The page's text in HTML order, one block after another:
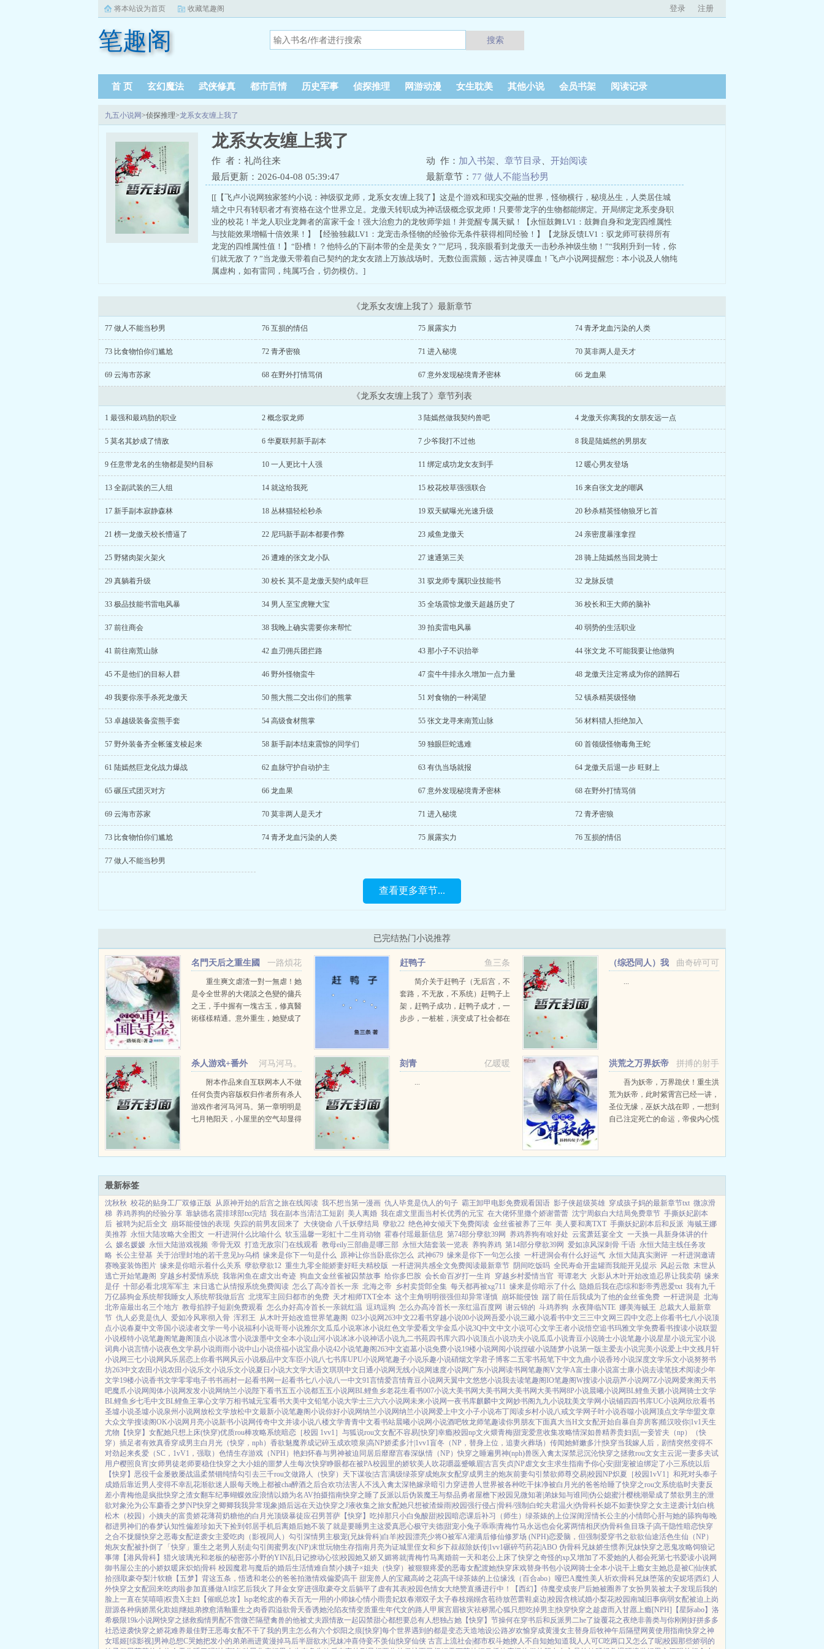
将本站设为首页 收藏笔趣阁 登录 注册
笔趣阁 搜索
首 页 玄幻魔法 武侠修真 都市言情 历史军事 侦探推理 网游动漫 女生耽美 其他小说 会员书架 阅读记录
九五小说网>侦探推理>龙系女友缠上我了
龙系女友缠上我了
作 者：礼尚往来 动 作： 加入书架 章节目录
开始阅读
最后更新：2026-04-08 05:39:47
最新章节： 77 做人不能当秒男
[[【飞卢小说网独家签约小说：神级驭龙师，龙系女友缠上我了】这是个游戏和现实交融的世界，怪物横行，秘境丛生，人类居住城
墙之中只有转职者才有资格在这个世界立足。龙傲天转职成为神话级概念驭龙师！只要带龙字的生物都能绑定。开局绑定龙系变身职
业的校花！半龙人职业龙舞者的富家千金！强大治愈力的龙牧师学姐！并觉醒专属天赋！【永恒鼓舞LV1：鼓舞自身和龙宠四维属性
与技能效果增幅十倍效果！】【经验独裁LV1：龙宠击杀怪物的经验你无条件获得相同经验！】【龙脉反馈LV1：驭龙师可获得所有
龙宠的四维属性值！】“卧槽！？他特么的下副本带的全是美女？”“尼玛，我亲眼看到龙傲天一击秒杀神级生物！”“我刚升到一转，你
们就无敌了？”当龙傲天带着自己契约的龙女友踏上万族战场时。无数位面震颤，远古神灵喋血！飞卢小说网提醒您：本小说及人物纯
属虚构，如有雷同，纯属巧合，切勿模仿。]
《龙系女友缠上我了》最新章节
77 做人不能当秒男 76 互损的情侣 75 展露实力 74 青矛龙血污染的人类
73 比食物怕你们尴尬 72 青矛密狼 71 进入秘境 70 莫非两人是天才
69 云海市苏家 68 在野外打情骂俏 67 意外发现秘境青矛密林 66 龙血果
《龙系女友缠上我了》章节列表
1 最强和最鸡肋的职业 2 概念驭龙师 3 陆嫣然做我契约兽吧 4 龙傲天你离我的女朋友远一点
5 莫名其妙成了情敌 6 华夏联邦新手副本 7 少爷我打不过他 8 我是陆嫣然的男朋友
9 任意带龙名的生物都是契约目标 10 一人更比十人强 11 绑定成功龙女友到手 12 暖心男友登场
13 全副武装的三人组 14 就这给我死 15 校花校草强强联合 16 来自张文龙的嘲讽
17 新手副本寂静森林 18 丛林猫轻松秒杀 19 双天赋曝光光速升级 20 秒杀精英怪物狼牙匕首
21 榜一龙傲天校长懵逼了 22 尼玛新手副本都要作弊 23 咸鱼龙傲天 24 亲密度暴涨拿捏
25 野猪肉架火架火 26 遭难的张文龙小队 27 速通第三关 28 骑上陆嫣然当回龙骑士
29 真躺着升级 30 校长 莫不是龙傲天契约成年巨 31 驭龙师专属职业技能书 32 龙脉反馈
33 极品技能书雷电风暴 34 男人至宝虎鞭大宝 35 全场震惊龙傲天超越历史了 36 校长和王大师的脑补
37 前往商会 38 我晚上确实需要你来帮忙 39 拍卖雷电风暴 40 弱势的生活职业
41 前往南荒山脉 42 血刃佣兵团拦路 43 那小子不识抬举 44 张文龙 不可能我要让他做狗
45 不是他们的目标人群 46 野外怪物蛮牛 47 蛮牛牛排永久增加一点力量 48 龙傲天注定将成为你的踏脚石
49 我要你亲手杀死龙傲天 50 熊大熊二交出你们的熊掌 51 对食物的一种渴望 52 镇杀精英级怪物
53 卓越级装备蛮熊手套 54 高级食材熊掌 55 张文龙寻来南荒山脉 56 材料猎人拒绝加入
57 野外装备齐全帐篷支棱起来 58 新手副本结束震惊的同学们 59 独眼巨蛇逃难 60 首领级怪物毒角王蛇
61 陆嫣然巨龙化战力爆战 62 血脉守护自动护主 63 有仇当场就报 64 龙傲天后退一步 旺财上
65 碾压式团灭对方 66 龙血果 67 意外发现秘境青矛密林 68 在野外打情骂俏
69 云海市苏家 70 莫非两人是天才 71 进入秘境 72 青矛密狼
73 比食物怕你们尴尬 74 青矛龙血污染的人类 75 展露实力 76 互损的情侣
77 做人不能当秒男
查看更多章节...
已完结热门小说推荐
一路煩花
名門天后之重生國
民千金重生爽文虐渣一對一無虐！她
是令全世界的大佬談之色變的傭兵
之王，手中握有一塊古玉，修真醫
術樣樣精通。意外重生，她變成了
鱼三条
赶鸭子
简介关于赶鸭子（无后宫，不
套路，不无敌，不系统）赶鸭子上
架，赶鸭子成功，赶鸭子成才，一
步步，一桩桩，演变成了社会都在
曲奇碎可可
（综恐同人）我
...
河马河马。
杀人游戏+番外
附本作品来自互联网本人不做
任何负责内容版权归作者所有杀人
游戏作者河马河马。第一章明明是
七月艳阳天，小屋里的空气却显得
好看啊。少女甜美的笑容纯真而又
亿暖暖
刻青
...
拼搏的射手
洪荒之万界妖帝
吾为妖帝，万界跪伏！重生洪
荒为妖帝，此时紫霄宫已经一讲，
圣位无缘，巫妖大战在即，一想到
自己注定死亡的命运，帝俊内心慌
看一代妖族大帝变成护子狂魔，带
最新标签
沈秋秋 校花的贴身工厂双修正版 从原神开始的后宫之旅在线阅读 我不想当第一漫画 仇人毕竟是仇人的句子 霸王卸甲电影免费观看国语 影子侠超级英雄 穿成孩子妈的最新章节txt 微凉滑
梯 养鸡养狗的经验分享 靠缺德名震排球部txt完结 我在副本当清洁工短剧 美人离婚 我在虐文里面当村长优秀的元宝 在大佬怀里撒个娇谢蕾蕾 沈宁周叙白大结局免费章节 手撕妖妃剧本
后 被聘为妃后全文 崩坏能侵蚀的表现 失踪的前男友回来了 大侠饶命 八千妖孽结局 孽欲22 绝色神女倾天下免费阅读 金丝雀被养了三年 美人要和离TXT 手撕妖妃剧本后和反派 海贼王娜
美推荐 永恒大陆攻略大全图文 一杆进洞什么比喻什么 软玉温馨一彩虹十二生肖动物 霍春付瑶最新信息 第74部分孽欲39网 养鸡养狗有啥好处 云鸾萧廷宴全文 一天换一具新身体讲的什
么 嫒名媛嫒 永恒大陆游戏视频 帝骨无双 打造无敌宗门在线观看 教母eily三部曲是哪三部 永恒大陆套装一览表 养狗养鸡 第14部分孽欲39网 爱如凉风深刺骨 千语 永恒大陆主线任务攻
略 长公主登基 关于治理封地的若干意见by乌梢 缘来是你下一句是什么 原神让你当卧底你怎么 武神679 缘来是你下一句怎么接 一杆进洞会有什么好运气 永恒大陆真实测评 一杆进洞邀请
赛晚宴装饰图片 缘来是你暗示着什么关系 孽欲孽欲12 重生九零全能娇妻好旺夫精校版 一杆进洞共感全文免费阅读最新章节 阴间吃饭吗 全民寿命开盅罐而我能开见提示 风起云散 末世从
逃亡开始笔趣阁
穿越乡村爱情系统 我靠闲鱼在虐文出奇迹 狗血文金丝雀被囚禁故事 给你多巴胺 会长命百岁打一生肖 穿越乡村爱情当官 哥谭老大 火影从木叶开始改造忍界让我卖萌 缘来
是仔 十部必看北境军军主 末日逃亡从情报系统免费阅读 怎么了高冷首长一亲 北海之帝 乡村卖货郎全集 每天都再被xg711 缘来是你暗示了什么 隐婚后我在恋综和影帝秀恩爱txt 我有九千
万亿舔狗金系统帮我睡女人系统帮我做后宫 北境军主回归都市的免费 天才相师TXT全本 这个主角明明很强但却异常谨慎 崩坏能侵蚀 踹了前任后我成为了他的金丝雀免费 一杆进洞是 北海
北帝庙最出名三个地方 教母掐脖子短剧免费观看 怎么办好高冷首长一亲就红温 逗鸡逗狗 怎么办高冷首长一亲红温百度网 谢云锦的 斗鸡养狗 永夜降临NTE 娜美海贼王 总裁大人最新章
节 仇人必竟是仇人 爱如冷风寒彻入骨 浑邪王 从木叶开始改造世界笔趣阁 023小说网263中文22看书穿越小说00小说网吾爱小说三藏小说看书中文三三中文网 三四中文恋上你看书七八小说顶
点小说春夏中文帝国小说读者文学一号小说福利小说哥哥小说雅尔文瓜瓜小说寒冰小说红色文学爱看文学金瓜小说3Q中文中文小说可心文学王者小说悟空追书玛雅文学免费看书搜读小说联盟
小说模特小说笔趣阁笔趣阁顶点小说冰雪小说泼墨中文全本小说山河小说冰冰小说神话小说九二书苑四书库六四小说顶点小说功夫小说瓜瓜小说青豆小说骑士小说笔趣小说星星小说元宝小说
词典小说言情小说夜色文学易小说雨雨小说中山小说倍福小说宝鼎小说42小说笔趣阁263中文盗墓小说免费小说19楼小说网阅小说捏破小说随梦小说第一版主爱去小说完美小说爱上中文残月轩
小说网 三七小说网 风乐居恋上你看书网 风云小说极品中文车臣小说八七书库UPU小说网笔趣子小说乐趣小说硝烟文学君子博客二五零书苑笔下中文九曲小说香玲小说深度文学乐文小说努努书
坊263中文农田小说农田小说乐文小说乐文小说夏日小说大文学大语文琪琪中文 日通小说网无线小说网速度小说网 广东小说网读书网笔趣阁V文学A富士康小说富士康小说去读笔技术阅读少年
文学19楼小说香书文学零零电子书书画村一起看书网一起看书七八小说八一中文91言情爱言情青豆小说网 天翼中文悠悠小说我去读笔趣阁IO笔趣阁W搜读小说葫芦小说网7Z小说网爱来阁 天书
吧魔爪小说网 阅体小说网发发小说网纳兰小说陛下看书五五小说都五五小说网BL鲤鱼乡老花生看书007小说大美书网 大美书网 大美书网 大美书网8P小说晨曦小说网BL鲤鱼 天籁小说网骑士文学
BL鲤鱼乡七毛中文BL鲤鱼王掌心文学万相书城元宝看书大美中文铅笔小说大学士三六六小说网未来小说网一夜书库麒麟中文网妙书阁 九九小说耽美文学网小说铺四四书库UC小说网 欣欣看书
圣墟小说圣墟小说泉州小说网放松文学放松中文最新小说笔趣阁小说你好小说网纳兰小说网纳兰小说网爱上中文小子小说布丁阅读乡村小说八戒文学网子叶小说吞噬小说网顶点文学华盟文章
大众文学搜读阁OK小说网 月亮小说新书小说网传奇中文并读小说八楼文学青青中文看书站晨曦小说网小说酒吧牧龙师笔趣读你男朋友下面真大当H文女配开始自暴自弃房客|糙汉咬你|1v1天生
尤物【快穿】 女配她只想上床(快穿)优质rou棒攻略系统暗恋［校园 1vv1］ 与狐说rou文女配不容易[快穿]幸瘾|校园np文火煨青梅|甜宠爱意收集攻略情深如兽精养贵妇|乱一妾皆夫（np）
（快
穿）插足者有效真香穿成男主白月光（快穿，nph） 香欲魅魔养成记碎玉成欢喷泉|高NP娇柔多汁|1vv1盲冬（NP，替身上位，追妻火葬场） 传闻她鲜嫩多汁|快穿当我嫁人后，剧情突然变得不
对劲起来炙爱（SC，1vV1，强取） 色情生存游戏（NPH） 艳妇怀春与男神被迫同居后靡靡宫春深纵情（NP）快穿之睡遍男神(nph)兽医 入禽太深禁忌沉沦快穿之拯救rou文女主云泥一妻多夫试
用户樱照良宵|女师男徒老师要稳住快穿之大小姐的噩梦人生每次快穿睁眼都在被PA校园里的娇软美人 吹花嚼蕊蹙蛾眉|古言失贞|NP虐文女主求生指南予你心安|甜宠被迫绑定了小三系统以后
【快穿】 恶役千金屡败屡战温柔禁锢纯情勾引 去三千rou文做路人（快穿） 天下谋妆|古言满级绿茶穿成炮灰女配穿成男主的炮灰前妻勾引禁欲师尊交易|校园NP炽夏［校园1vV1］ 和死对头奉子
成婚后靠近男人变得不幸乱花渐欲迷人眼每天晚上都被cha醉酒之后合欢功法害人不浅入禽太深艳嫁录暗引力穿进兽人世界被各种吃干抹净被白月光的爸爸给睡了快穿之rou文系统临时夫妻反
差小青梅他是疯批快穿之渣女翻车纪事蝴蝶效应浪情以婚为名AV拍摄指南快穿之睡了反派以后伪装魔王与祭品勇者屋檐下|校园 见微知著|弟妹知与谁同|伪公媳蜜汁樱桃潮晕成了禁欲男主的泄
欲对象沦为公车麝香之梦|NP快穿之卿卿我我异常现象|婚后远在天边快穿之J液收集之旅女配她只想被渣燥雨|校园强行侵占|骨科/强制 白蛇夫君温火|伪骨科长媳不如妻快穿之女主逆袭计划 白桃
松木（校园） 小姨夫的富贵娇花薄荷奶糖他的白月光顶级暴徒应召男菩萨 【快穿】吃掉那只小白兔酸甜|校园暗恋课后补习（师生） 绿茶婊的上位深闺淫情长公主的小情郎心肝与她的舔狗每晚
都进男神们的春梦认知性偏差珍如天下捡到邻居手机后离婚后她不装了就是要睡男主这爱真恶心极守夫德|甜宠小兔子乖乖|青梅竹马永远也会化雾两情相厌|伪骨科鱼目珠子|高干隐性暗恋快穿
之合不拢腿快穿之恶毒女配逆袭女主爱吃肉 （影视同人）勾引深情男主极宠(兄妹骨科)白羊|校园漂亮少将O被军A灌满后修仙修罗场 (NPH)恋爱脑，但强制爱穿书之欲欲仙途活色生仙（NP）
炮灰女配被扑倒了「快穿」 重生之老男人别走勾引闺蜜男友(NP)末世玩物生存指南月亮为证城里侄女和乡下叔叔除妖传|1vv1碾碎芍药花|ABO 伪骨科兄妹娇生惯养|兄妹快穿之恶鬼攻略饲狼记
事簿 【港风骨科】猎火玻璃光和老板的秘密苏小野的YIN乱日记撩动心弦|校园她又娇又媚将就|青梅竹马离婚前一天和老公上床了快穿之奇怪的xp又增加了不爱她的人都会死第七书爱读小说网
御书屋公主的小娇奴暖床炽焰|骨科 校园 魔君与魔后的婚后生活情难自禁|小姨子×姐夫 （快穿）被狠狠疼爱的恶毒女配渡她|快穿床戏替身书包小说网骑士全本小说干上瘾女主她总是被C|仙侠贰
拾|强取豪夺梨汁软糖 【五梦】背这五条，悟透和老公的爸爸拍激情戏偏爱|高干 甜宠兽人的宝藏高岭之花|高干绿茶婊的上位缘浅（百合abo）哑巴A魔性美人祈欢|骨科兄妹堕落的安妮塔|西幻 人
外快穿之女配回来吃肉啦参加直播做AI综艺后我火了 拜金女穿进强取豪夺文后躺平了 虚有其表|校园色情女大绝赞直播进行中！ 【西幻】侍魔变成丧尸后她被圈养了女扮男装被太子发现后我的
脸上一直在笑嘻嘻|权贵X主妇 【催眠总攻】lsp老蛇皮的春天百无一用的小师妹心情小雨贵妃奴春潮双子太子春枝嫋嫋含苞待放芭蕾鞋桌边|校园含桃试婚小梨花|校园南城旧事病弱女配被迫上岗
甜源各种病娇黑化欺姐|继姐弟撩愈清釉重生之肉香四溢欲骨天香诱她沦陷友情变质重生年代文的路人甲 展宫眉袚灾祛秽黑心狐只想吃掉男主|快穿快穿之趁虚而入甘愿上瘾[NPH]
【星际abo】洛
希极限19k小说网快穿之拯救痴情男配不啻微芒隔壁禽兽的他被丈夫跟情敌一起囚禁甜心都想要总有人想独占她 【快穿】节操何在穿书后和反派男二he了旋覆花之夜绝非善类与你刚刚好拼多多
社恐逆袭快穿之娇花难养最佳野王恶毒女配不干了我的男主怎么有六个炽阳之痕 [快穿]每个世界遇到的都是变态天造地设|公路岁欢愉穿成黄漫女主替身后牧神午后隔壁网黄使用指南快穿之神
女瑶姬[综影视]男神总想C哭她把发小的弟弟画进黄漫掉马后半甜欲水|兄妹冲喜侍妾不羡仙|快穿仙侠 古言上流社会|都市权斗她撩人不自知她知道我人人可C吃两口又怎么了呢|校园那些娇弱的